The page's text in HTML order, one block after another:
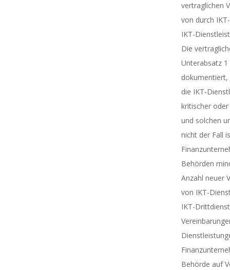
vertraglichen
von durch
IKT-
Die
Unterabsatz
dokumentiert,
die IKT-
kritischer
und solchen
nicht der Fall
Behörden
Anzahl neuer
von IKT-
IKT-
Behörde auf